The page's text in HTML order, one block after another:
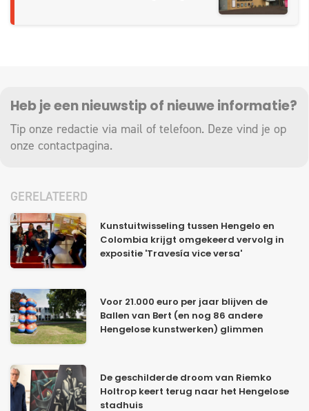
Heb je een nieuwstip of nieuwe informatie?
Tip onze redactie via mail of telefoon. Deze vind je op
onze contactpagina.
GERELATEERD
Kunstuitwisseling tussen Hengelo en
Colombia krijgt omgekeerd vervolg in
expositie 'Travesía vice versa'
Voor 21.000 euro per jaar blijven de
Ballen van Bert (en nog 86 andere
Hengelose kunstwerken) glimmen
De geschilderde droom van Riemko
Holtrop keert terug naar het Hengelose
stadhuis